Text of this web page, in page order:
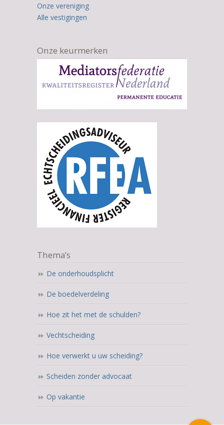
Onze vereniging
Alle vestigingen
Onze keurmerken
Thema’s
De onderhoudsplicht
De boedelverdeling
Hoe zit het met de schulden?
Vechtscheiding
Hoe verwerkt u uw scheiding?
Scheiden zonder advocaat
Op vakantie